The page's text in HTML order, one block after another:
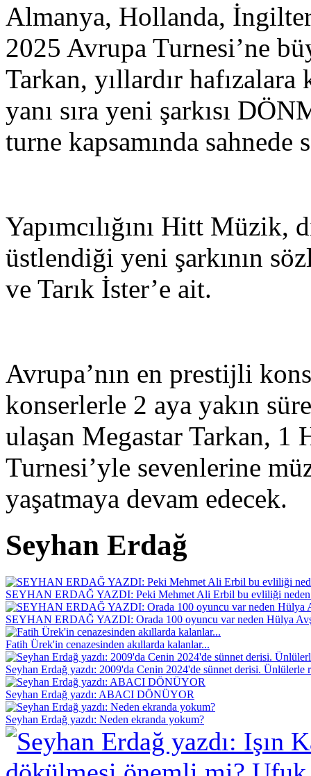
Almanya, Hollanda,
2025 Avrupa Turnesi’ne
Tarkan, yıllardır
yanı sıra yeni şarkısı
turne kapsamında sahnede
Yapımcılığını Hitt Müzik,
üstlendiği yeni şarkının
ve Tarık İster’e ait.
Avrupa’nın en prestijli
konserlerle 2 aya yakın
ulaşan Megastar Tarkan, 1
Turnesi’yle sevenlerine
yaşatmaya devam edecek.
Seyhan Erdağ
SEYHAN ERDAĞ YAZDI: Peki Mehmet Ali Erbil bu evliliği neden
SEYHAN ERDAĞ YAZDI: Orada 100 oyuncu var neden Hülya
Fatih Ürek'in cenazesinden akıllarda kalanlar...
Seyhan Erdağ yazdı: 2009'da Cenin 2024'de sünnet derisi.
Seyhan Erdağ yazdı: ABACI DÖNÜYOR
Seyhan Erdağ yazdı: Neden ekranda yokum?